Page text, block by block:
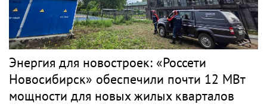
Энергия для новостроек: «Россети
Новосибирск» обеспечили почти 12 МВт
мощности для новых жилых кварталов